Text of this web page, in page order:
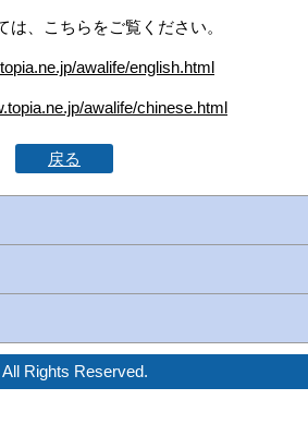
、こちらをご覧ください。
awalife/english.html
awalife/chinese.html
戻る
Rights Reserved.